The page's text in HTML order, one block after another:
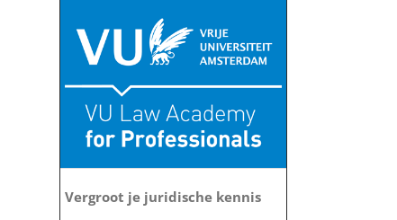
Vergroot je juridische kennis